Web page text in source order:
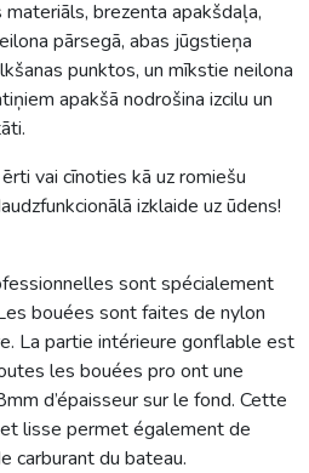
brezenta apakšdaļa,
pārsegā, abas jūgstieņa
punktos, un mīkstie neilona
apakšā nodrošina izcilu un
vai cīnoties kā uz romiešu
izklaide uz ūdens!
sont spécialement
bouées sont faites de nylon
La partie intérieure gonflable est
les bouées pro ont une
d’épaisseur sur le fond. Cette
lisse permet également de
carburant du bateau.